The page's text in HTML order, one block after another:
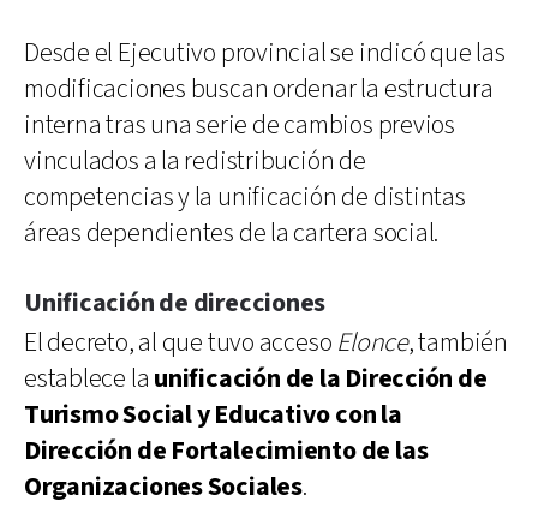
Desde el Ejecutivo provincial se indicó que las
modificaciones buscan ordenar la estructura
interna tras una serie de cambios previos
vinculados a la redistribución de
competencias y la unificación de distintas
áreas dependientes de la cartera social.
Unificación de direcciones
El decreto, al que tuvo acceso Elonce, también
establece la unificación de la Dirección de
Turismo Social y Educativo con la
Dirección de Fortalecimiento de las
Organizaciones Sociales.